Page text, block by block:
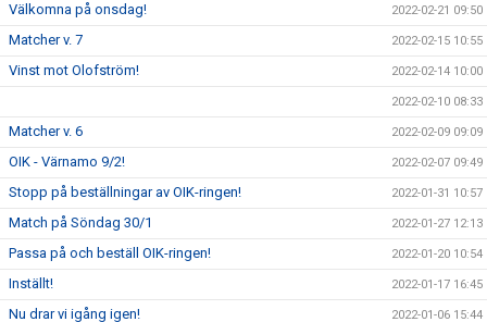
Välkomna på onsdag! 2022-02-21 09:50
Matcher v. 7 2022-02-15 10:55
Vinst mot Olofström! 2022-02-14 10:00
2022-02-10 08:33
Matcher v. 6 2022-02-09 09:09
OIK - Värnamo 9/2! 2022-02-07 09:49
Stopp på beställningar av OIK-ringen! 2022-01-31 10:57
Match på Söndag 30/1 2022-01-27 12:13
Passa på och beställ OIK-ringen! 2022-01-20 10:54
Inställt! 2022-01-17 16:45
Nu drar vi igång igen! 2022-01-06 15:44